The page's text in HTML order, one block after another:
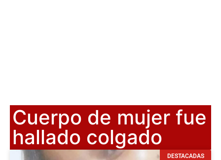
Cuerpo de mujer fue
hallado colgado
DESTACADAS